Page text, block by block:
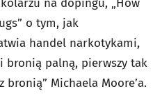
na dopingu, „How
o tym, jak
handel narkotykami,
bronią palną, pierwszy tak
bronią” Michaela Moore’a.